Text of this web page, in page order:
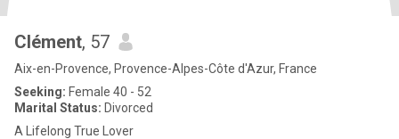
Clément, 57
Aix-en-Provence, Provence-Alpes-Côte d'Azur, France
Seeking: Female 40 - 52
Marital Status: Divorced
A Lifelong True Lover